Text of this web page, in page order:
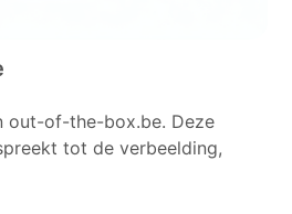
out-of-the-box.be. Deze
tot de verbeelding,